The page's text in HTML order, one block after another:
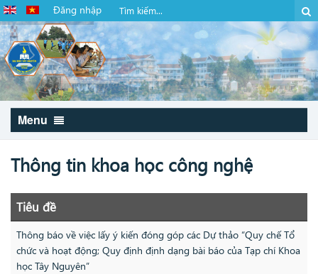
Đăng nhập
Menu
Thông tin khoa học công nghệ
Tiêu đề
Thông báo về việc lấy ý kiến đóng góp các Dự thảo “Quy chế Tổ
chức và hoạt động; Quy định định dạng bài báo của Tạp chí Khoa
học Tây Nguyên”